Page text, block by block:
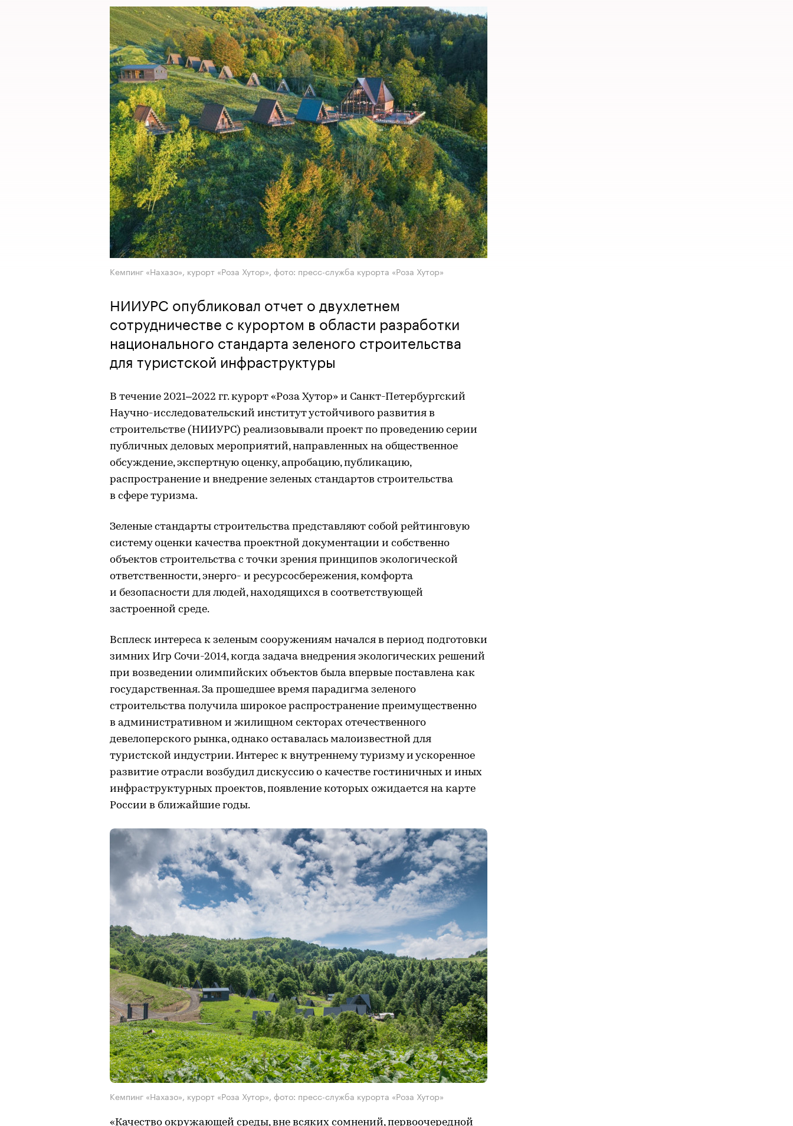
Кемпинг «Нахазо», курорт «Роза Хутор», фото: пресс-служба курорта «Роза Хутор»
НИИУРС опубликовал отчет о двухлетнем
сотрудничестве с курортом в области разработки
национального стандарта зеленого строительства
для туристской инфраструктуры
В течение 2021–2022 гг. курорт «Роза Хутор» и Санкт-Петербургский
Научно-исследовательский институт устойчивого развития в
строительстве (НИИУРС) реализовывали проект по проведению серии
публичных деловых мероприятий, направленных на общественное
обсуждение, экспертную оценку, апробацию, публикацию,
распространение и внедрение зеленых стандартов строительства
в сфере туризма.
Зеленые стандарты строительства представляют собой рейтинговую
систему оценки качества проектной документации и собственно
объектов строительства с точки зрения принципов экологической
ответственности, энерго- и ресурсосбережения, комфорта
и безопасности для людей, находящихся в соответствующей
застроенной среде.
Всплеск интереса к зеленым сооружениям начался в период подготовки
зимних Игр Сочи-2014, когда задача внедрения экологических решений
при возведении олимпийских объектов была впервые поставлена как
государственная. За прошедшее время парадигма зеленого
строительства получила широкое распространение преимущественно
в административном и жилищном секторах отечественного
девелоперского рынка, однако оставалась малоизвестной для
туристской индустрии. Интерес к внутреннему туризму и ускоренное
развитие отрасли возбудил дискуссию о качестве гостиничных и иных
инфраструктурных проектов, появление которых ожидается на карте
России в ближайшие годы.
Кемпинг «Нахазо», курорт «Роза Хутор», фото: пресс-служба курорта «Роза Хутор»
«Качество окружающей среды, вне всяких сомнений, первоочередной